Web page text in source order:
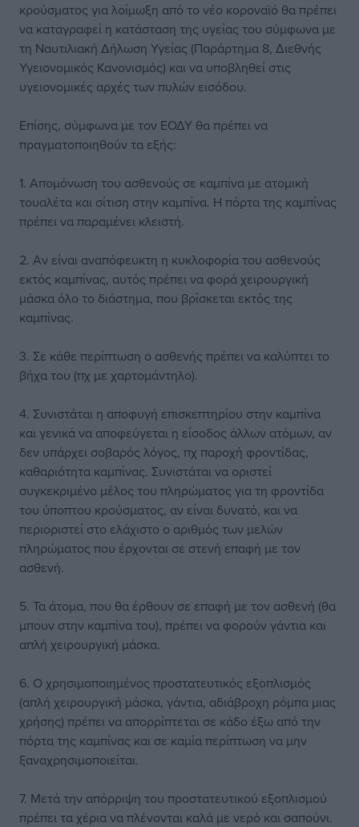
κρούσματος για λοίμωξη από το νέο κοροναϊό θα πρέπει
να καταγραφεί η κατάσταση της υγείας του σύμφωνα με
τη Ναυτιλιακή Δήλωση Υγείας (Παράρτημα 8, Διεθνής
Υγειονομικός Κανονισμός) και να υποβληθεί στις
υγειονομικές αρχές των πυλών εισόδου.
Επίσης, σύμφωνα με τον ΕΟΔΥ θα πρέπει να
πραγματοποιηθούν τα εξής:
1. Απομόνωση του ασθενούς σε καμπίνα με ατομική
τουαλέτα και σίτιση στην καμπίνα. Η πόρτα της καμπίνας
πρέπει να παραμένει κλειστή.
2. Αν είναι αναπόφευκτη η κυκλοφορία του ασθενούς
εκτός καμπίνας, αυτός πρέπει να φορά χειρουργική
μάσκα όλο το διάστημα, που βρίσκεται εκτός της
καμπίνας.
3. Σε κάθε περίπτωση ο ασθενής πρέπει να καλύπτει το
βήχα του (πχ με χαρτομάντηλο).
4. Συνιστάται η αποφυγή επισκεπτηρίου στην καμπίνα
και γενικά να αποφεύγεται η είσοδος άλλων ατόμων, αν
δεν υπάρχει σοβαρός λόγος, πχ παροχή φροντίδας,
καθαριότητα καμπίνας. Συνιστάται να οριστεί
συγκεκριμένο μέλος του πληρώματος για τη φροντίδα
του ύποπτου κρούσματος, αν είναι δυνατό, και να
περιοριστεί στο ελάχιστο ο αριθμός των μελών
πληρώματος που έρχονται σε στενή επαφή με τον
ασθενή.
5. Τα άτομα, που θα έρθουν σε επαφή με τον ασθενή (θα
μπουν στην καμπίνα του), πρέπει να φορούν γάντια και
απλή χειρουργική μάσκα.
6. Ο χρησιμοποιημένος προστατευτικός εξοπλισμός
(απλή χειρουργική μάσκα, γάντια, αδιάβροχη ρόμπα μιας
χρήσης) πρέπει να απορρίπτεται σε κάδο έξω από την
πόρτα της καμπίνας και σε καμία περίπτωση να μην
ξαναχρησιμοποιείται.
7. Μετά την απόρριψη του προστατευτικού εξοπλισμού
πρέπει τα χέρια να πλένονται καλά με νερό και σαπούνι.